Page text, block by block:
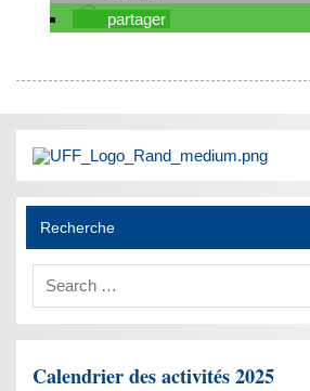
partager
Recherche
Calendrier des activités 2025